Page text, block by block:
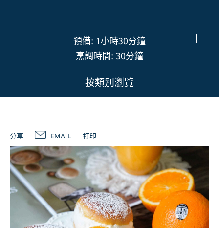
預備: 1小時30分鐘
烹調時間: 30分鐘
分享 EMAIL 打印
按類別瀏覽